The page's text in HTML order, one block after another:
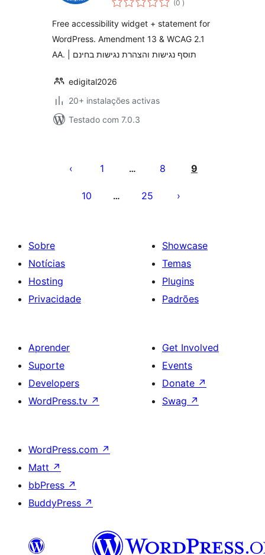
(0 )
Free accessibility widget + statement for
WordPress. Amendment 13 & WCAG 2.1
AA. | תוסף נגישות והצהרת נגישות בחינם
edigital2026
20+ instalações activas
Testado com 7.0.3
dos
1 … 8 9
10 … 25
Sobre
Notícias
Hosting
Privacidade
Showcase
Temas
Plugins
Padrões
Aprender
Suporte
Developers
WordPress.tv ↗
Get Involved
Events
Donate ↗
Swag ↗
WordPress.com ↗
Matt ↗
bbPress ↗
BuddyPress ↗